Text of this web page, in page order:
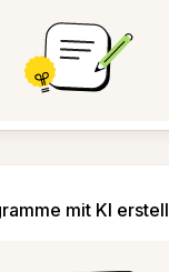
mit KI